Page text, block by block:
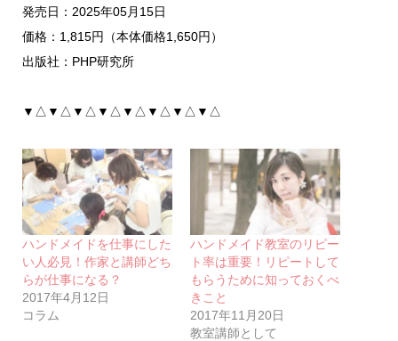
発売日：2025年05月15日
価格：1,815円（本体価格1,650円）
出版社：PHP研究所
▼△▼△▼△▼△▼△▼△▼△▼△
ハンドメイドを仕事にした
い人必見！作家と講師どち
らが仕事になる？
2017年4月12日
コラム
ハンドメイド教室のリピー
ト率は重要！リピートして
もらうために知っておくべ
きこと
2017年11月20日
教室講師として